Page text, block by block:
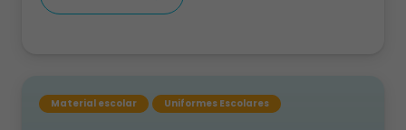
Material escolar Uniformes Escolares